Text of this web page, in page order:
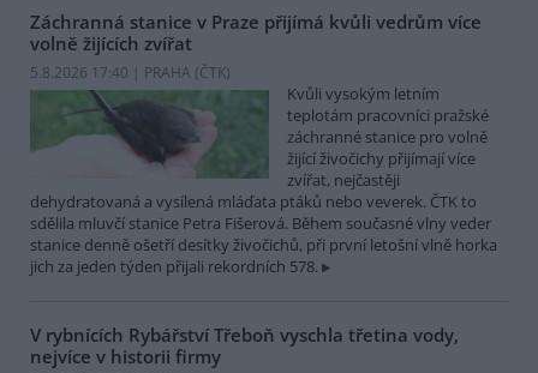
Záchranná stanice v Praze přijímá kvůli vedrům více
volně žijících zvířat
5.8.2026 17:40 | PRAHA (ČTK)
Kvůli vysokým letním
teplotám pracovníci pražské
záchranné stanice pro volně
žijící živočichy přijímají více
zvířat, nejčastěji
dehydratovaná a vysílená mláďata ptáků nebo veverek. ČTK to
sdělila mluvčí stanice Petra Fišerová. Během současné vlny veder
stanice denně ošetří desítky živočichů, při první letošní vlně horka
jich za jeden týden přijali rekordních 578.
V rybnících Rybářství Třeboň vyschla třetina vody,
nejvíce v historii firmy